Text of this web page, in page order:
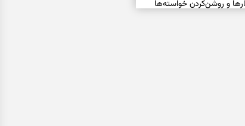
و روشن‌کردن خواسته‌ها